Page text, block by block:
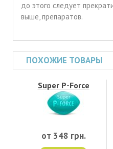
до этого следует
выше, препаратов.
ПОХОЖИЕ ТОВАРЫ
Super P-Force
от 348 грн.